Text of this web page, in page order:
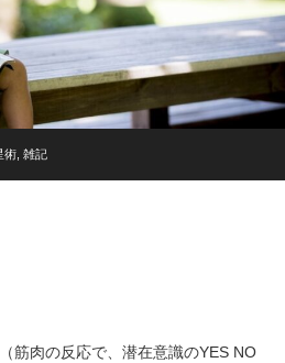
術 雑記
筋肉の反応で、潜在意識のYES NO